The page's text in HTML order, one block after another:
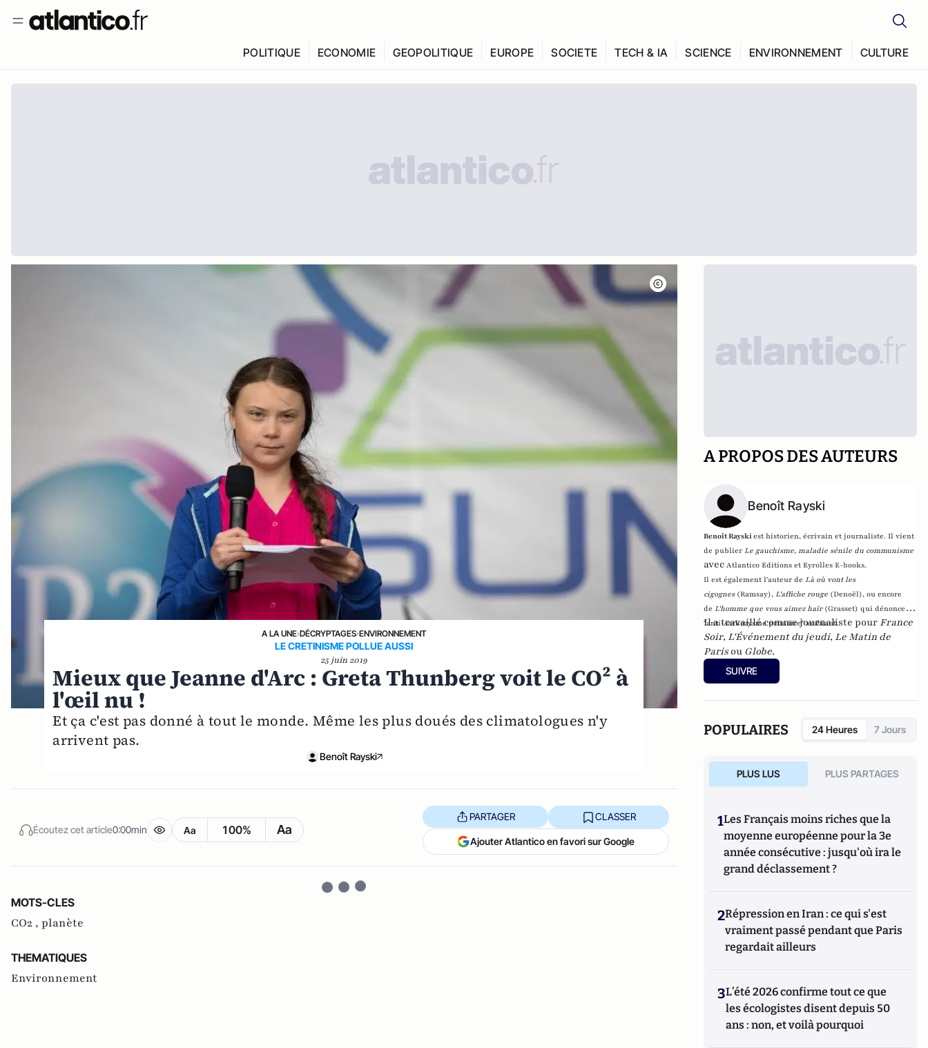
POLITIQUE ECONOMIE GEOPOLITIQUE EUROPE SOCIETE TECH & IA SCIENCE ENVIRONNEMENT CULTURE
A LA UNE›DÉCRYPTAGES›ENVIRONNEMENT
LE CRETINISME POLLUE AUSSI
25 juin 2019
Mieux que Jeanne d'Arc : Greta Thunberg voit le CO² à
l'œil nu !
Et ça c'est pas donné à tout le monde. Même les plus doués des climatologues n'y
arrivent pas.
Benoît Rayski
Écoutez cet article0:00min Aa 100% Aa
PARTAGER CLASSER
Ajouter Atlantico en favori sur Google
MOTS-CLES
CO2 , planète
THEMATIQUES
Environnement
A PROPOS DES AUTEURS
Benoît Rayski
Benoît Rayskiest historien, écrivain et journaliste. Il vient
de publierLe gauchisme, maladie sénile du communisme
avecAtlantico Editions et Eyrolles E-books.
Il est également l'auteur deLà où vont les
cigognes (Ramsay),L'affiche rouge (Denoël), ou encore
deL'homme que vous aimez haïr (Grasset) qui dénonce l'
"anti-sarkozysme primaire" ambiant.
Il a travaillé comme journaliste pour France
Soir, L'Événement du jeudi, Le Matin de
Parisou Globe.
SUIVRE
POPULAIRES 24 Heures 7 Jours
PLUS LUS PLUS PARTAGES
1Les Français moins riches que la
moyenne européenne pour la 3e
année consécutive : jusqu'où ira le
grand déclassement ?
2Répression en Iran : ce qui s'est
vraiment passé pendant que Paris
regardait ailleurs
3L’été 2026 confirme tout ce que
les écologistes disent depuis 50
ans : non, et voilà pourquoi